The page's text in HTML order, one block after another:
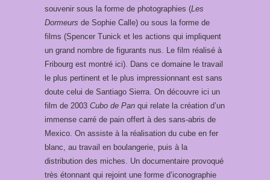
souvenir sous la forme de photographies (Les
Dormeurs de Sophie Calle) ou sous la forme de
films (Spencer Tunick et les actions qui impliquent
un grand nombre de figurants nus. Le film réalisé à
Fribourg est montré ici). Dans ce domaine le travail
le plus pertinent et le plus impressionnant est sans
doute celui de Santiago Sierra. On découvre ici un
film de 2003 Cubo de Pan qui relate la création d’un
immense carré de pain offert à des sans-abris de
Mexico. On assiste à la réalisation du cube en fer
blanc, au travail en boulangerie, puis à la
distribution des miches. Un documentaire provoqué
très étonnant qui rejoint une forme d’iconographie